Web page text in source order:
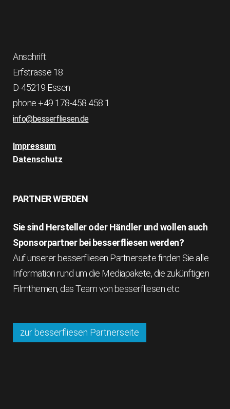
Anschrift:
Erfstrasse 18
D-45219 Essen
phone +49 178-458 458 1
info@besserfliesen.de
Impressum
Datenschutz
PARTNER WERDEN
Sie sind Hersteller oder Händler und wollen auch
Sponsorpartner bei besserfliesen werden?
Auf unserer besserfliesen Partnerseite finden Sie alle
Information rund um die Mediapakete, die zukünftigen
Filmthemen, das Team von besserfliesen etc.
zur besserfliesen Partnerseite